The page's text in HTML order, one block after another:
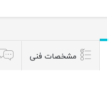
مشخصات فنی